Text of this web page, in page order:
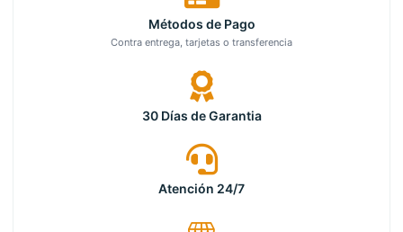
Métodos de Pago
Contra entrega, tarjetas o transferencia
30 Días de Garantia
Atención 24/7